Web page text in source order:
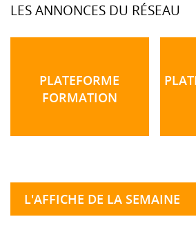
LES ANNONCES DU RÉSEAU
PLATEFORME
FORMATION
L'AFFICHE DE LA SEMAINE